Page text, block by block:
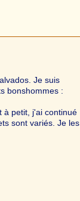
Je suis
bonshommes :
à petit, j'ai continué
sont variés. Je les